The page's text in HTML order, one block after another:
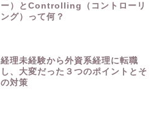
ー）とControlling（コントローリ
ング）って何？
経理未経験から外資系経理に転職
し、大変だった３つのポイントとそ
の対策